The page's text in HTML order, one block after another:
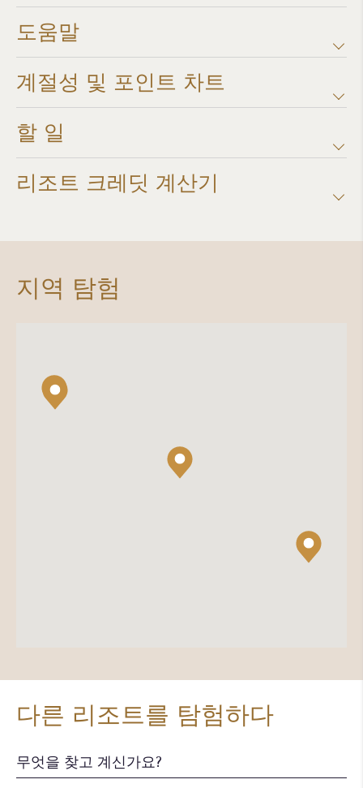
도움말
계절성 및 포인트 차트​
할 일
리조트 크레딧 계산기​
지역 탐험
다른 리조트를 탐험하다